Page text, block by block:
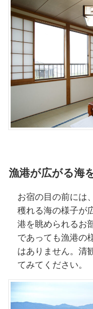
漁港が広がる海
お宿の目の前には
穫れる海の様子が
港を眺められるお
であっても漁港の
はありません。清
てみてください。